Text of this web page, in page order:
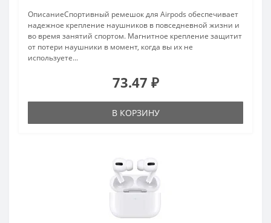
ОписаниеСпортивный ремешок для Airpods обеспечивает
надежное крепление наушников в повседневной жизни и
во время занятий спортом. Магнитное крепление защитит
от потери наушники в момент, когда вы их не
используете...
73.47 ₽
В КОРЗИНУ